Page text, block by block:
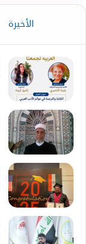
الأخيرة